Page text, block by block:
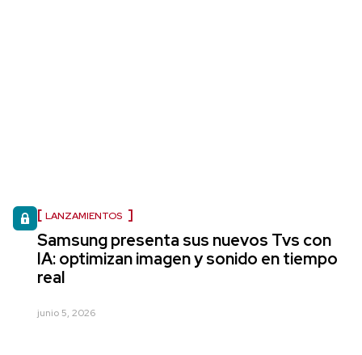
LANZAMIENTOS
Samsung presenta sus nuevos Tvs con
IA: optimizan imagen y sonido en tiempo
real
junio 5, 2026